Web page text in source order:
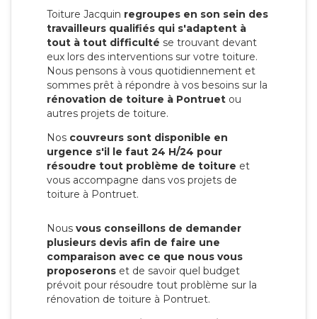
Toiture Jacquin regroupes en son sein des
travailleurs qualifiés qui s'adaptent à
tout à tout difficulté se trouvant devant
eux lors des interventions sur votre toiture.
Nous pensons à vous quotidiennement et
sommes prêt à répondre à vos besoins sur la
rénovation de toiture à Pontruet ou
autres projets de toiture.
Nos couvreurs sont disponible en
urgence s'il le faut 24 H/24 pour
résoudre tout problème de toiture et
vous accompagne dans vos projets de
toiture à Pontruet.
Nous vous conseillons de demander
plusieurs devis afin de faire une
comparaison avec ce que nous vous
proposerons et de savoir quel budget
prévoit pour résoudre tout problème sur la
rénovation de toiture à Pontruet.